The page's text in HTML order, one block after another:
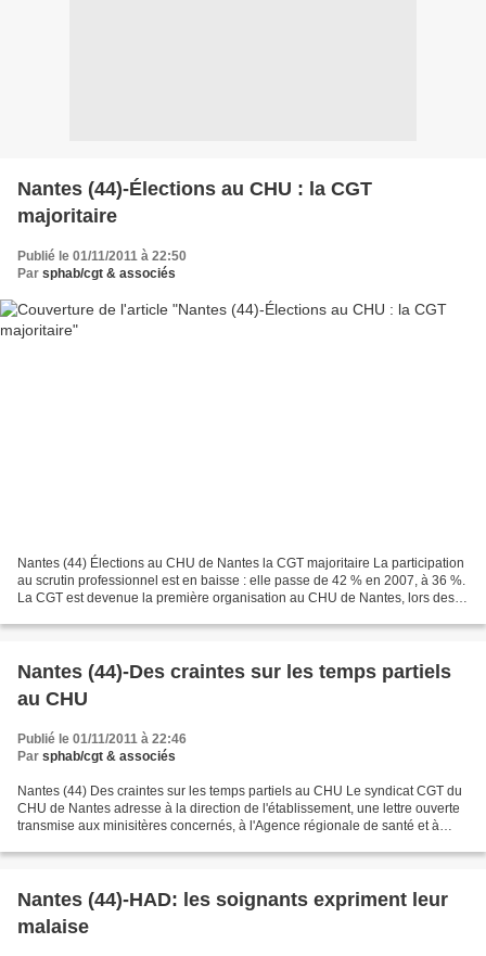
Nantes (44)-Élections au CHU : la CGT
majoritaire
Publié le 01/11/2011 à 22:50
Par sphab/cgt & associés
Nantes (44) Élections au CHU de Nantes la CGT majoritaire La participation
au scrutin professionnel est en baisse : elle passe de 42 % en 2007, à 36 %.
La CGT est devenue la première organisation au CHU de Nantes, lors des
Nantes (44)-Des craintes sur les temps partiels
au CHU
Publié le 01/11/2011 à 22:46
Par sphab/cgt & associés
Nantes (44) Des craintes sur les temps partiels au CHU Le syndicat CGT du
CHU de Nantes adresse à la direction de l'établissement, une lettre ouverte
transmise aux minisitères concernés, à l'Agence régionale de santé et à
Nantes (44)-HAD: les soignants expriment leur
malaise